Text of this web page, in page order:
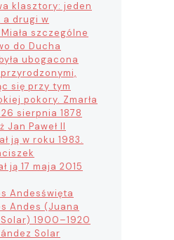
klasztory: jeden
a drugi w
szczególne
do Ducha
ubogacona
się przy tym
pokory. Zmarła
sierpnia 1878
Jan Paweł II
ją w roku 1983.
ją 17 maja 2015
Andesświęta
Andes (Juana
1900–1920
Solar